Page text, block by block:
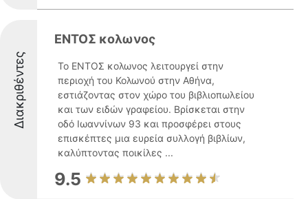
Διακριθέντες
ΕΝΤΟΣ κολωνος
Το ΕΝΤΟΣ κολωνος λειτουργεί στην
περιοχή του Κολωνού στην Αθήνα,
εστιάζοντας στον χώρο του βιβλιοπωλείου
και των ειδών γραφείου. Βρίσκεται στην
οδό Ιωαννίνων 93 και προσφέρει στους
επισκέπτες μια ευρεία συλλογή βιβλίων,
καλύπτοντας ποικίλες ...
9.5